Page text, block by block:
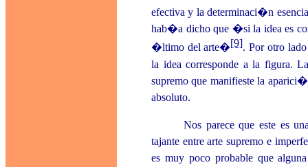
efectiva y la determinaci�n
hab�a dicho que �si la idea es
�ltimo del arte�[9]. Por otro
la idea corresponde a la figura.
supremo que manifieste la
absoluto.
Nos parece que este es
tajante entre arte supremo e
es muy poco probable que